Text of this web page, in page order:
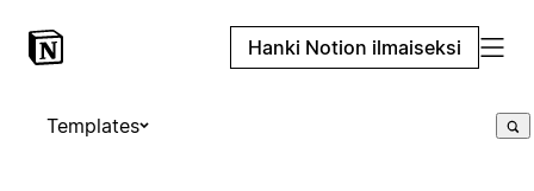
Hanki Notion ilmaiseksi
Templates